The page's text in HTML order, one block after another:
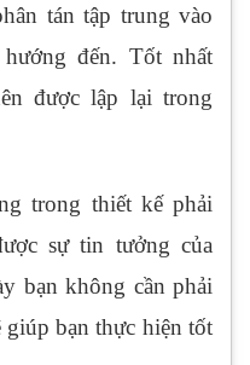
tán tập trung vào
đến. Tốt nhất
được lập lại trong
trong thiết kế phải
sự tin tưởng của
bạn không cần phải
bạn thực hiện tốt